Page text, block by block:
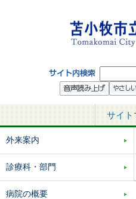
サイト
外来案内
診療科・部門
病院の概要